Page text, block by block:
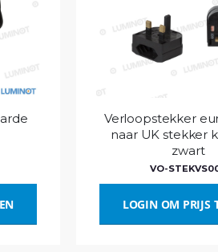
Verloopstekker
naar UK stekker
zwart
VO-
LOGIN OM PRIJS